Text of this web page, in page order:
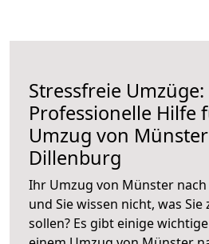
Stressfreie Umzüge:
Professionelle Hilfe
Umzug von
Dillenburg
Ihr Umzug von Münster
und Sie wissen nicht, was
sollen? Es gibt einige